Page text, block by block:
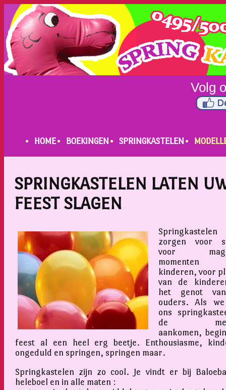
HOME BOEKINGEN SPRINGKASTELEN
SPRINGKASTELEN LATEN
FEEST SLAGEN
Springkastelen
zorgen voor
voor
momenten
kinderen, voor
van de
het genot
ouders. Als
ons
de
aankomen,
feest al een heel erg beetje. Enthousiasme,
ongeduld en springen, springen maar.
Springkastelen zijn zo cool. Je vindt er bij
heleboel en in alle maten :